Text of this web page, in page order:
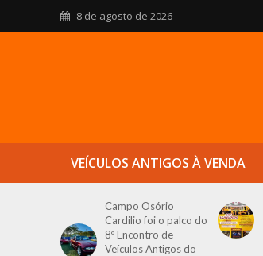
8 de agosto de 2026
VEÍCULOS ANTIGOS À VENDA
Campo Osório
Cardilio foi o palco do
8º Encontro de
Veículos Antigos do